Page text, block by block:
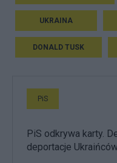
UKRAINA
DONALD TUSK
PiS
PiS odkrywa karty.
deportacje